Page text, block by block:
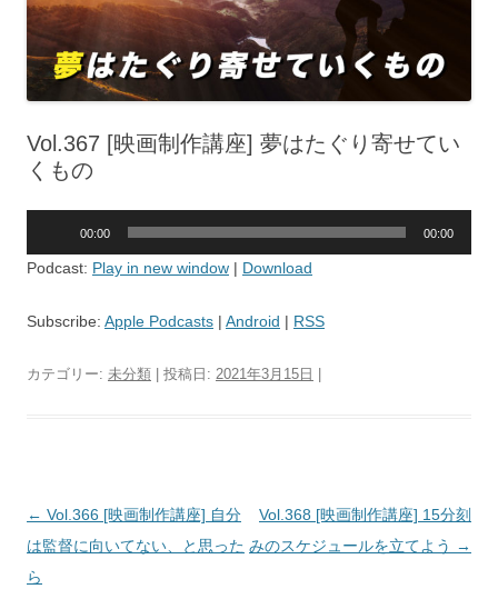
Vol.367 [映画制作講座] 夢はたぐり寄せてい
くもの
プ
ー
ー
00:00 00:00
Podcast: Play in new window | Download
Subscribe: Apple Podcasts | Android | RSS
カテゴリー: 未分類 | 投稿日: 2021年3月15日
投
稿
ナ
← Vol.366 [映画制作講座] 自分
は監督に向いてない、と思った
ら
Vol.368 [映画制作講座] 15分刻
みのスケジュールを立てよう →